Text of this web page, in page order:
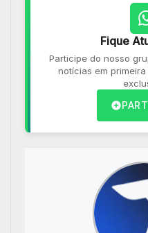
Fique
Participe do nosso
notícias em